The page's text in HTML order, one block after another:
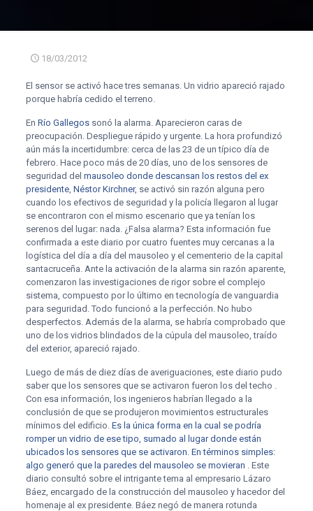
18/03/2012
El sensor se activó hace tres semanas. Un vidrio apareció rajado
porque habría cedido el terreno.
En Río Gallegossonó la alarma. Aparecieron caras de
preocupación. Despliegue rápido y urgente. La hora profundizó
aún más la incertidumbre: cerca de las 23 de un típico día de
febrero. Hace poco más de 20 días, uno de los sensores de
seguridad del mausoleo donde descansan los restos del ex
presidente, Néstor Kirchner, se activó sin razón alguna pero
cuando los efectivos de seguridad y la policía llegaron al lugar
se encontraron con el mismo escenario que ya tenían los
serenos del lugar: nada. ¿Falsa alarma? Esta información fue
confirmada a este diario por cuatro fuentes muy cercanas a la
logística del día a día del mausoleo y el cementerio de la capital
santacruceña. Ante la activación de la alarma sin razón aparente,
comenzaron las investigaciones de rigor sobre el complejo
sistema, compuesto por lo último en tecnología de vanguardia
para seguridad. Todo funcionó a la perfección. No hubo
desperfectos. Además de la alarma, se habría comprobado que
uno de los vidrios blindados de la cúpula del mausoleo, traído
del exterior, apareció rajado.
Luego de más de diez días de averiguaciones, este diario pudo
saber que los sensores que se activaron fueron los del techo .
Con esa información, los ingenieros habrían llegado a la
conclusión de que se produjeron movimientos estructurales
mínimos del edificio. Es la única forma en la cual se podría
romper un vidrio de ese tipo, sumado al lugar donde están
ubicados los sensores que se activaron. En términos simples:
algo generó que la paredes del mausoleo se movieran . Este
diario consultó sobre el intrigante tema al empresario Lázaro
Báez, encargado de la construcción del mausoleo y hacedor del
homenaje al ex presidente. Báez negó de manera rotunda